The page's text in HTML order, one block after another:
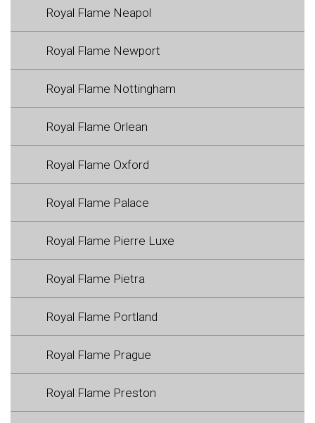
Royal Flame Neapol
Royal Flame Newport
Royal Flame Nottingham
Royal Flame Orlean
Royal Flame Oxford
Royal Flame Palace
Royal Flame Pierre Luxe
Royal Flame Pietra
Royal Flame Portland
Royal Flame Prague
Royal Flame Preston